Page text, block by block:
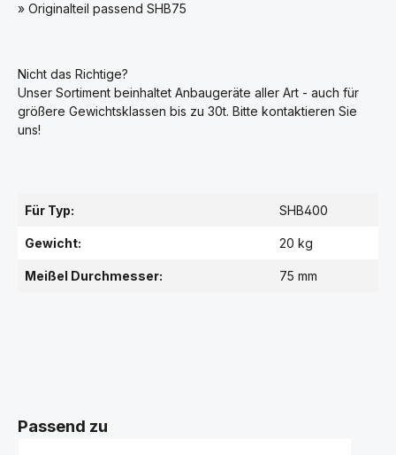
» Originalteil passend SHB75
Nicht das Richtige?
Unser Sortiment beinhaltet Anbaugeräte aller Art - auch für
größere Gewichtsklassen bis zu 30t. Bitte kontaktieren Sie
uns!
Für Typ: SHB400
Gewicht: 20 kg
Meißel Durchmesser: 75 mm
Passend zu